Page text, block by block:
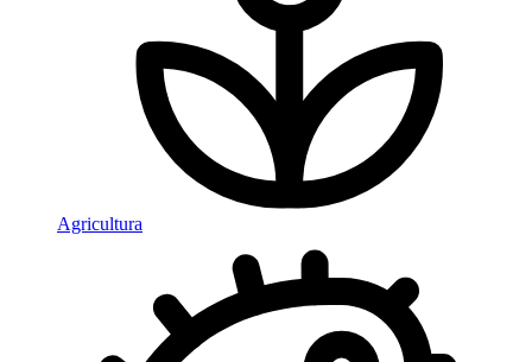
Agricultura